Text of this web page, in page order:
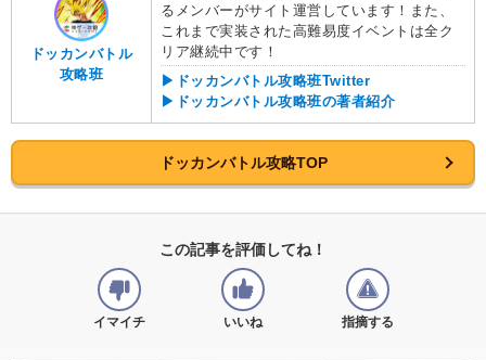
ドッカンバトル
攻略班
るメンバーがサイト運営しています！また、
これまで実装された高難易度イベントは全ク
リア継続中です！
▶ドッカンバトル攻略班Twitter
▶ドッカンバトル攻略班の著者紹介
ドッカンバトル攻略TOP
この記事を評価してね！
イマイチ いいね 指摘する